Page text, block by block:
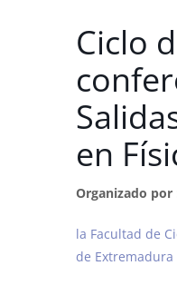
Ciclo
en
Organizado por
la Facultad de
de Extremadura